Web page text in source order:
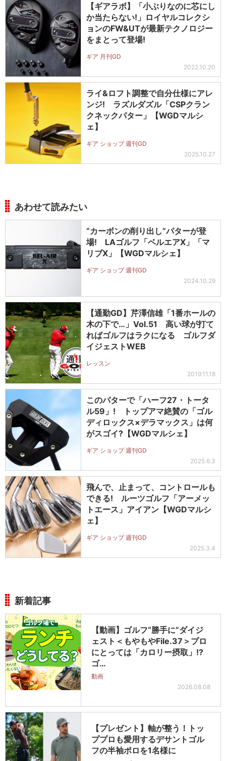
【ギアラボ】「小ぶりなのに芯にし
か当たらない!」ロイヤルコレクシ
ョンのFW&UTが最新テクノロジー
をまとって登場!
ギア 月刊GD
2022.10.20
ライ&ロフト調整で自分仕様にアレ
ンジ! ラズルダズル「CSPクラン
クネックパター」【WGDマルシ
ェ】
ギア ショップ 週刊GD
2025.10.27
あわせて読みたい
“カーボンの削り出し”パターが登
場! LAゴルフ「ベルエアX」「マ
リブX」【WGDマルシェ】
ギア ショップ 週刊GD
2024.10.29
【通勤GD】芹澤信雄「1番ホールの
木の下で…」Vol.51 高い球が打て
ればゴルフはラクになる ゴルフダ
イジェストWEB
レッスン
2019.11.18
このパターで「ハーフ27・トータ
ル59」! トップアマ絶賛の「ゴル
ディロックス×デラマックス」は何
がスゴイ?【WGDマルシェ】
ギア ショップ 週刊GD
2025.6.3
飛んで、止まって、コントロールも
できる! ルーツゴルフ「アーメッ
トエース」アイアン【WGDマルシ
ェ】
ギア ショップ 週刊GD
2025.3.4
新着記事
【動画】ゴルフ“勝手に”ダイジ
ェスト＜もやもやFile.37＞プロ
にとっては「カロリー摂取」!?
ゴ…
動画
2026.08.08
【プレゼント】軸が整う！トッ
ププロも愛用するデサントゴル
フの半袖ポロを1名様に